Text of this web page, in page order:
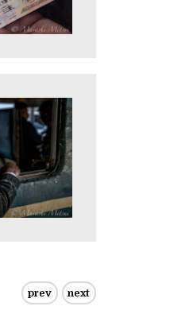
prev next